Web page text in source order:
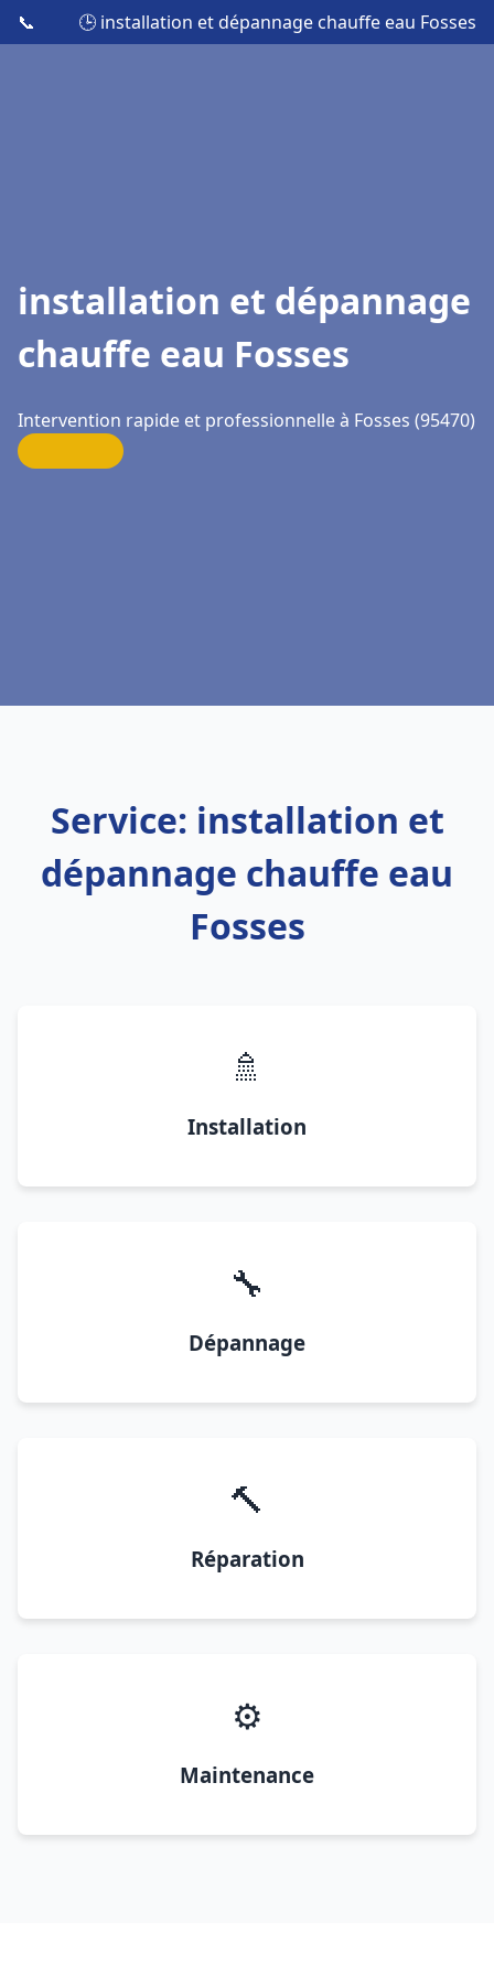
📞 🕒 installation et dépannage chauffe eau Fosses
installation et dépannage
chauffe eau Fosses
Intervention rapide et professionnelle à Fosses (95470)
Service: installation et
dépannage chauffe eau
Fosses
🚿
Installation
🔧
Dépannage
🔨
Réparation
⚙️
Maintenance